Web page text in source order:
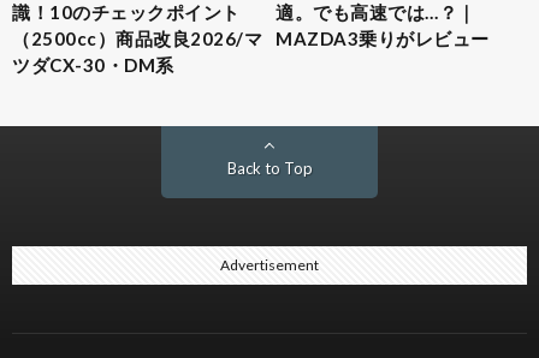
識！10のチェックポイント
（2500cc）商品改良2026/マ
ツダCX-30・DM系
適。でも高速では…？｜
MAZDA3乗りがレビュー
Back to Top
Advertisement